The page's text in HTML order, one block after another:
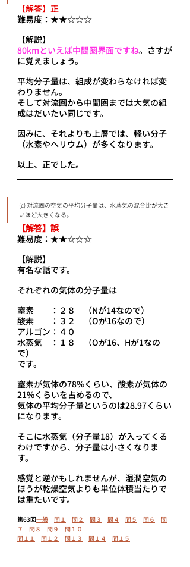
【解答】正
難易度：★★☆☆☆
【解説】
80kmといえば中間圏界面ですね。さすが
に覚えましょう。
平均分子量は、組成が変わらなければ変
わりません。
そして対流圏から中間圏までは大気の組
成はだいたい同じです。
因みに、それよりも上層では、軽い分子
（水素やヘリウム）が多くなります。
以上、正でした。
(c) 対流圏の空気の平均分子量は、水蒸気の混合比が大き
いほど大きくなる。
【解答】誤
難易度：★★☆☆☆
【解説】
有名な話です。
それぞれの気体の分子量は
窒素　　：２８　（Nが14なので）
酸素　　：３２　（Oが16なので）
アルゴン：４０
水蒸気　：１８　（Oが16、Hが1なの
で）
です。
窒素が気体の78%くらい、酸素が気体の
21%くらいを占めるので、
気体の平均分子量というのは28.97くらい
になります。
そこに水蒸気（分子量18）が入ってくる
わけですから、分子量は小さくなりま
す。
感覚と逆かもしれませんが、湿潤空気の
ほうが乾燥空気よりも単位体積当たりで
は重たいです。
第63回一般 問１ 問２ 問３ 問４ 問５ 問６
問
７
問８ 問９
問１０
問１１
問１２ 問１３ 問１４ 問１５